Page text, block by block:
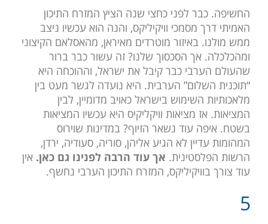
החשיפה. כבר לפני כחצי שנה הציץ המזרח התיכון
האמיתי דרך מסמכי וויקיליקס, והנה הוא עכשיו ניצב
ממש מולנו. באיזור מוטרדים מאיראן, מהאסלאם הקיצוני
ומהכלכלה. אך הסכסוך שלנו? זה עשור כבר ברור
שהעולם הערבי כבר קיבל את ישראל, וההוכחה היא
“תוכנית השלום” הערבית. היא נועדה לגשר מעט בין
מלאכותיות השימוש בישראל כאויב מדומיין, לבין
המציאות. אז מציאות וויקליקיס היא עכשיו המציאות
בשטח. איפה עוד נשאר הזיוף? במדינות שוירוס
המהומות עדיין לא הגיע אליהן, סוריה, סעודיה, ירדן,
הרשות הפלסטינית. אך עוד הרבה לפנינו גם כאן. אין
עוד צורך בוויקיליקס, המזרח התיכון הערבי נחשף.
5